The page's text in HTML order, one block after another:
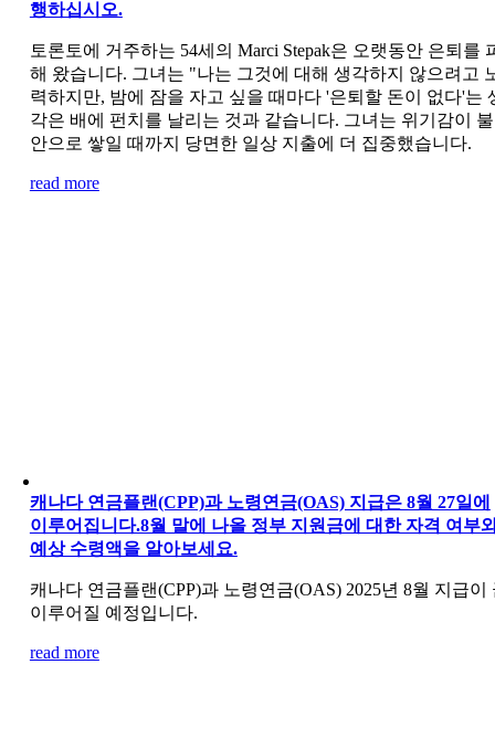
행하십시오.
토론토에 거주하는 54세의 Marci Stepak은 오랫동안 은퇴를
해 왔습니다. 그녀는 "나는 그것에 대해 생각하지 않으려고
력하지만, 밤에 잠을 자고 싶을 때마다 '은퇴할 돈이 없다'는
각은 배에 펀치를 날리는 것과 같습니다. 그녀는 위기감이 불
안으로 쌓일 때까지 당면한 일상 지출에 더 집중했습니다.
read more
캐나다 연금플랜(CPP)과 노령연금(OAS) 지급은 8월 27일에
이루어집니다.8월 말에 나올 정부 지원금에 대한 자격 여부
예상 수령액을 알아보세요.
캐나다 연금플랜(CPP)과 노령연금(OAS) 2025년 8월 지급이
이루어질 예정입니다.
read more